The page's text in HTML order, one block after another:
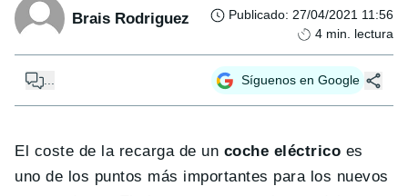
Brais Rodriguez Publicado: 27/04/2021 11:56
4 min. lectura
... Síguenos en Google
El coste de la recarga de un coche eléctrico es
uno de los puntos más importantes para los nuevos